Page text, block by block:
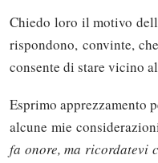
Chiedo loro il motivo
rispondono, convinte,
consente di stare vicino
Esprimo apprezzamento
alcune mie
fa onore, ma ricordatevi